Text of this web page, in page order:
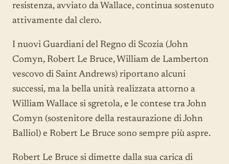
resistenza, avviato da Wallace, continua sostenuto
attivamente dal clero.
I nuovi Guardiani del Regno di Scozia (John
Comyn, Robert Le Bruce, William de Lamberton
vescovo di Saint Andrews) riportano alcuni
successi, ma la bella unità realizzata attorno a
William Wallace si sgretola, e le contese tra John
Comyn (sostenitore della restaurazione di John
Balliol) e Robert Le Bruce sono sempre più aspre.
Robert Le Bruce si dimette dalla sua carica di